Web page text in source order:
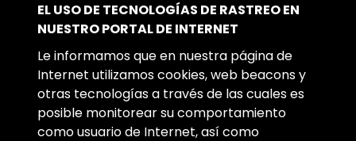
EL USO DE TECNOLOGÍAS DE RASTREO EN
NUESTRO PORTAL DE INTERNET
Le informamos que en nuestra página de
Internet utilizamos cookies, web beacons y
otras tecnologías a través de las cuales es
posible monitorear su comportamiento
como usuario de Internet, así como